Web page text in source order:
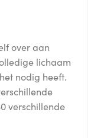
over aan
lichaam
nodig heeft.
verschillende